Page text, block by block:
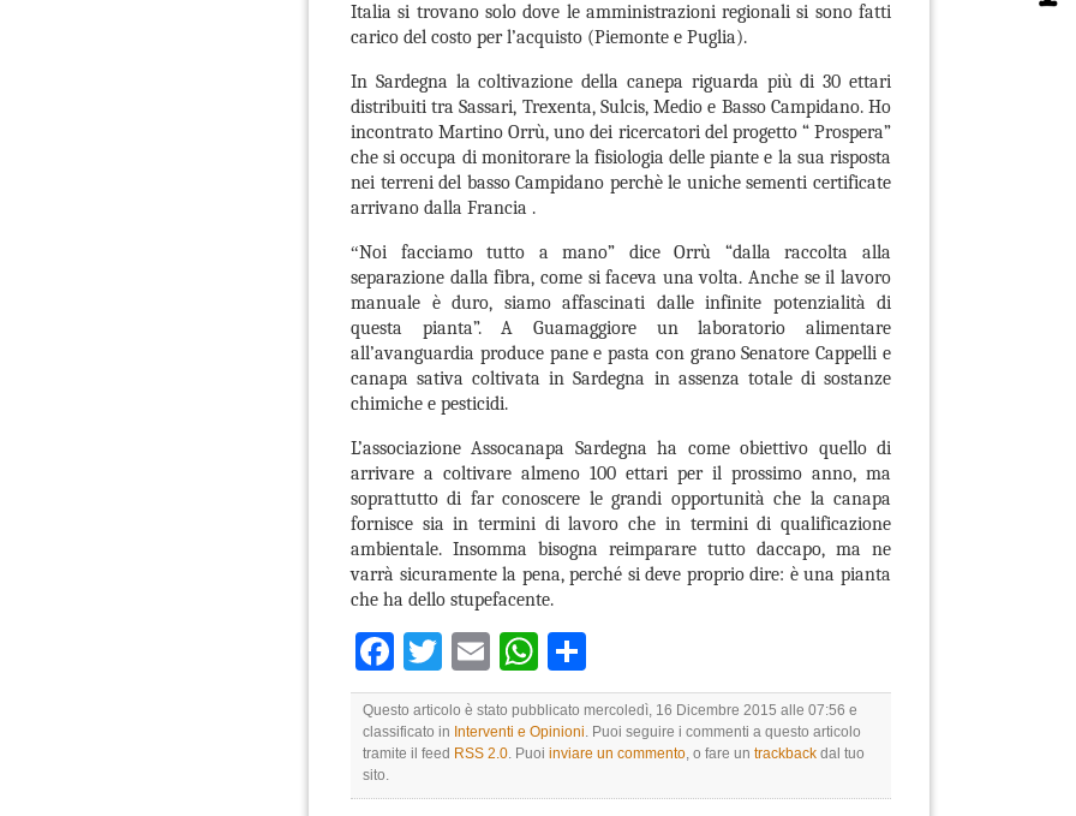
Italia si trovano solo dove le amministrazioni regionali si sono fatti
carico del costo per l’acquisto (Piemonte e Puglia).
In Sardegna la coltivazione della canepa riguarda più di 30 ettari
distribuiti tra Sassari, Trexenta, Sulcis, Medio e Basso Campidano. Ho
incontrato Martino Orrù, uno dei ricercatori del progetto “ Prospera”
che si occupa di monitorare la fisiologia delle piante e la sua risposta
nei terreni del basso Campidano perchè le uniche sementi certificate
arrivano dalla Francia .
“Noi facciamo tutto a mano” dice Orrù “dalla raccolta alla
separazione dalla fibra, come si faceva una volta. Anche se il lavoro
manuale è duro, siamo affascinati dalle infinite potenzialità di
questa pianta”. A Guamaggiore un laboratorio alimentare
all’avanguardia produce pane e pasta con grano Senatore Cappelli e
canapa sativa coltivata in Sardegna in assenza totale di sostanze
chimiche e pesticidi.
L’associazione Assocanapa Sardegna ha come obiettivo quello di
arrivare a coltivare almeno 100 ettari per il prossimo anno, ma
soprattutto di far conoscere le grandi opportunità che la canapa
fornisce sia in termini di lavoro che in termini di qualificazione
ambientale. Insomma bisogna reimparare tutto daccapo, ma ne
varrà sicuramente la pena, perché si deve proprio dire: è una pianta
che ha dello stupefacente.
Facebook
TwitterEmailWhatsApp
Questo articolo è stato pubblicato mercoledì, 16 Dicembre 2015 alle 07:56 e
classificato in Interventi e Opinioni . Puoi seguire i commenti a questo articolo
tramite il feed RSS 2.0 . Puoi inviare un commento , o fare un trackback dal tuo
sito.